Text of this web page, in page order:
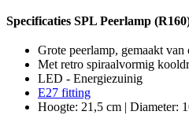
Specificaties SPL Peerlamp
Grote peerlamp, gemaakt van
Met retro spiraalvormig
LED - Energiezuinig
E27 fitting
Hoogte: 21,5 cm | Diameter: